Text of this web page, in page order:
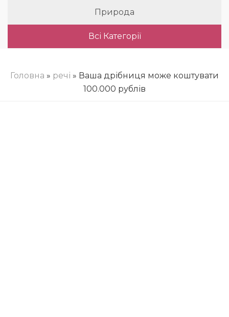
Природа
Всі Категорії
Головна » речі » Ваша дрібниця може коштувати
100.000 рублів